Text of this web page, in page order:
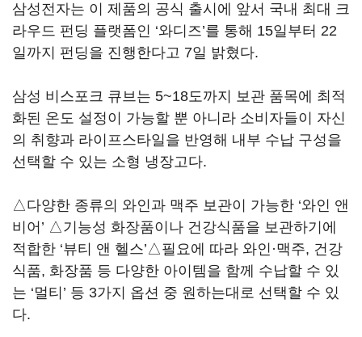
삼성전자는 이 제품의 공식 출시에 앞서 국내 최대 크
라우드 펀딩 플랫폼인 ‘와디즈’를 통해 15일부터 22
일까지 펀딩을 진행한다고 7일 밝혔다.
삼성 비스포크 큐브는 5~18도까지 보관 품목에 최적
화된 온도 설정이 가능할 뿐 아니라 소비자들이 자신
의 취향과 라이프스타일을 반영해 내부 수납 구성을
선택할 수 있는 소형 냉장고다.
△다양한 종류의 와인과 맥주 보관이 가능한 ‘와인 앤
비어’ △기능성 화장품이나 건강식품을 보관하기에
적합한 ‘뷰티 앤 헬스’△필요에 따라 와인·맥주, 건강
식품, 화장품 등 다양한 아이템을 함께 수납할 수 있
는 ‘멀티’ 등 3가지 옵션 중 원하는대로 선택할 수 있
다.